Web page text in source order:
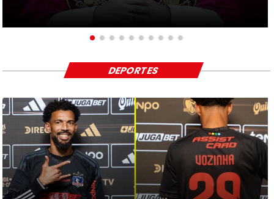
DEPORTES